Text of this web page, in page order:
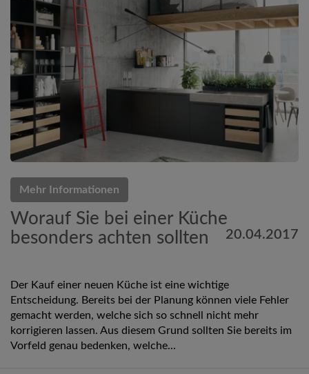
Mehr Informationen
Worauf Sie bei einer Küche
besonders achten sollten
20.04.2017
Der Kauf einer neuen Küche ist eine wichtige
Entscheidung. Bereits bei der Planung können viele Fehler
gemacht werden, welche sich so schnell nicht mehr
korrigieren lassen. Aus diesem Grund sollten Sie bereits im
Vorfeld genau bedenken, welche...